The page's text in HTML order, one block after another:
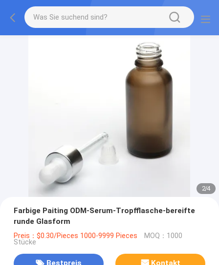
2/4
Farbige Paiting ODM-Serum-Tropfflasche-bereifte
runde Glasform
Preis：$0.30/Pieces 1000-9999 Pieces MOQ：1000
Stücke
Bestpreis Kontakt